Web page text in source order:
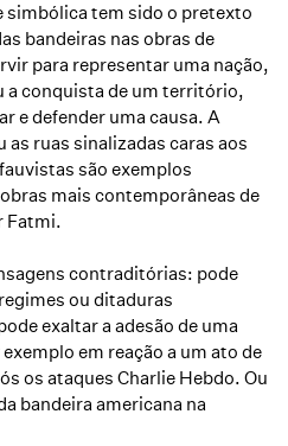
simbólica tem sido o pretexto
bandeiras nas obras de
para representar uma nação,
a conquista de um território,
e defender uma causa. A
as ruas sinalizadas caras aos
são exemplos
mais contemporâneas de
Fatmi.
contraditórias: pode
ou ditaduras
exaltar a adesão de uma
em reação a um ato de
os ataques Charlie Hebdo. Ou
bandeira americana na